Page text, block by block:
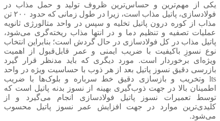
یکی از مهم‌ترین و حساس‌ترین ظروف تولید و حمل مذاب در
فولادسازی، پاتیل مذاب است، زیرا در طول زمانی که حدود ۲۰۰ تن
مذاب از کوره درون پاتیل تخلیه و سپس در واحد متالورژی ثانویه
عملیات تصفیه و تنظیم دما و در انتها مذاب ریخته‌گری می‌شود،
پاتیل مذاب در کل فولادسازی در حال گردش است؛ بنابراین انتخاب
نوع نسوزِ باکیفیت با ضریب ایمنی و عمر قابل‌قبول از اهمیت
ویژه‌ای برخوردار است. مورد دیگری که باید مدنظر قرار گیرد
بازرسی دقیق نسوز پاتیل بعد از هر ذوب با حساسیت ویژه در واحد
lts وتخریب و بازسازی دقیق خط سرباره و بلوک‌ها با ضریب
اطمینان بالا در جهت ذوب‌گیری بهینه از نسوز بدنه پاتیل است که
توسط تعمیرات نسوز پاتیل فولادسازی انجام می‌گیرد و از
کلیدی‌ترین موارد در جهت افزایش عمر نسوز پاتیل محسوب
می‌شود.